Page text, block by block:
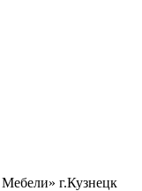
г.Кузнецк